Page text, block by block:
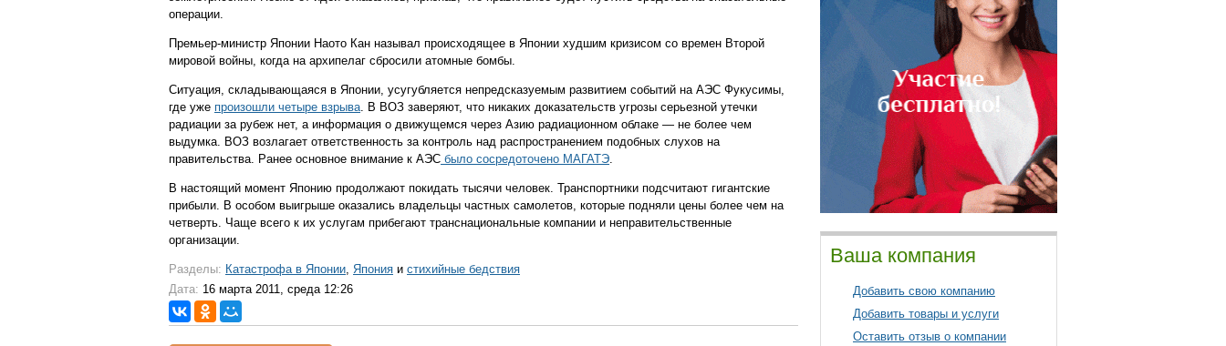
операции.
Премьер-министр Японии Наото Кан называл происходящее в Японии худшим кризисом со времен Второй
мировой войны, когда на архипелаг сбросили атомные бомбы.
Ситуация, складывающаяся в Японии, усугубляется непредсказуемым развитием событий на АЭС Фукусимы,
где уже произошли четыре взрыва. В ВОЗ заверяют, что никаких доказательств угрозы серьезной утечки
радиации за рубеж нет, а информация о движущемся через Азию радиационном облаке — не более чем
выдумка. ВОЗ возлагает ответственность за контроль над распространением подобных слухов на
правительства. Ранее основное внимание к АЭС было сосредоточено МАГАТЭ.
В настоящий момент Японию продолжают покидать тысячи человек. Транспортники подсчитают гигантские
прибыли. В особом выигрыше оказались владельцы частных самолетов, которые подняли цены более чем на
четверть. Чаще всего к их услугам прибегают транснациональные компании и неправительственные
организации.
Разделы: Катастрофа в Японии, Япония и стихийные бедствия
Дата: 16 марта 2011, среда 12:26
Ваша компания
Добавить свою компанию
Добавить товары и услуги
Оставить отзыв о компании